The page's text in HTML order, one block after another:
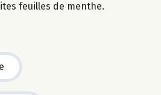
feuilles de menthe.